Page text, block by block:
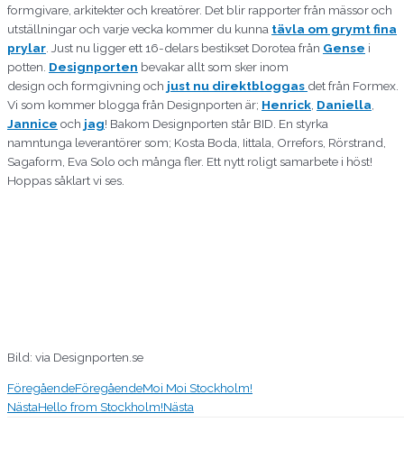
formgivare, arkitekter och kreatörer. Det blir rapporter från mässor och
utställningar och varje vecka kommer du kunna tävla om grymt fina
prylar . Just nu ligger ett 16-delars bestikset Dorotea från Gense i
potten. Designporten bevakar allt som sker inom
design och formgivning och just nu direktbloggas det från Formex.
Vi som kommer blogga från Designporten är; Henrick Daniella
Jannice och jag! Bakom Designporten står BID. En styrka
namntunga leverantörer som; Kosta Boda, Iittala, Orrefors, Rörstrand,
Sagaform, Eva Solo och många fler. Ett nytt roligt samarbete i höst!
Hoppas såklart vi ses.
Bild: via Designporten.se
FöregåendeFöregåendeMoi Moi Stockholm!
NästaHello from Stockholm!Nästa